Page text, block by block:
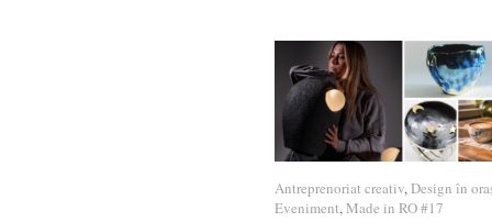
Antreprenoriat creativ,Design în
Eveniment,Made in RO #17
Antreprenoriat creativ Design în
Eveniment Made in RO #17